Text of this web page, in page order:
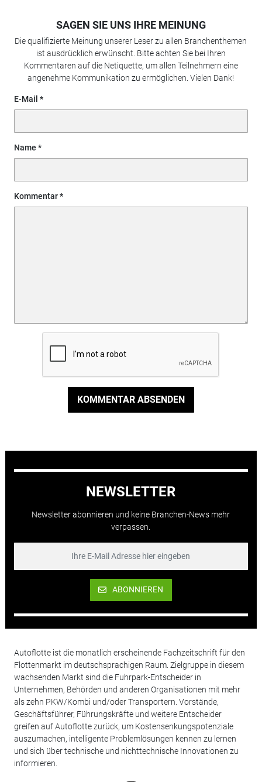
SAGEN SIE UNS IHRE MEINUNG
Die qualifizierte Meinung unserer Leser zu allen Branchenthemen
ist ausdrücklich erwünscht. Bitte achten Sie bei Ihren
Kommentaren auf die Netiquette, um allen Teilnehmern eine
angenehme Kommunikation zu ermöglichen. Vielen Dank!
E-Mail
Name
Kommentar
KOMMENTAR ABSENDEN
NEWSLETTER
Newsletter abonnieren und keine Branchen-News mehr
verpassen.
ABONNIEREN
Autoflotte ist die monatlich erscheinende Fachzeitschrift für den
Flottenmarkt im deutschsprachigen Raum. Zielgruppe in diesem
wachsenden Markt sind die Fuhrpark-Entscheider in
Unternehmen, Behörden und anderen Organisationen mit mehr
als zehn PKW/Kombi und/oder Transportern. Vorstände,
Geschäftsführer, Führungskräfte und weitere Entscheider
greifen auf Autoflotte zurück, um Kostensenkungspotenziale
auszumachen, intelligente Problemlösungen kennen zu lernen
und sich über technische und nichttechnische Innovationen zu
informieren.